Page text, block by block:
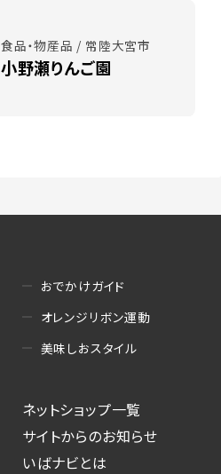
食品・物産品 / 常陸大宮市
小野瀬りんご園
おでかけガイド
オレンジリボン運動
美味しおスタイル
ネットショップ一覧
サイトからのお知らせ
いばナビとは